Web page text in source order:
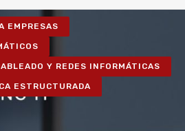
EMPRESAS
Y REDES INFORMÁTICAS
ESTRUCTURADA